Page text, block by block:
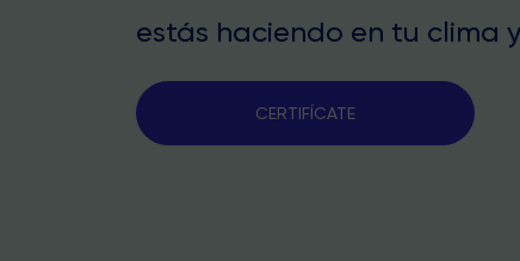
estás haciendo en tu clima
CERTIFÍCATE